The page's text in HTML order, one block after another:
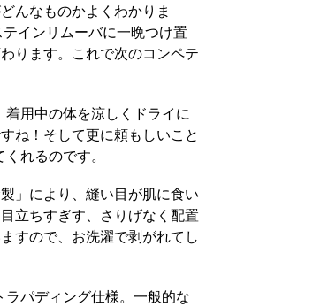
んなものかよくわかりま
インリムーバに一晩つけ置
ります。これで次のコンペテ
用中の体を涼しくドライに
ね！そして更に頼もしいこと
れるのです。
」により、縫い目が肌に食い
立ちすぎす、さりげなく配置
すので、お洗濯で剥がれてし
パディング仕様。一般的な